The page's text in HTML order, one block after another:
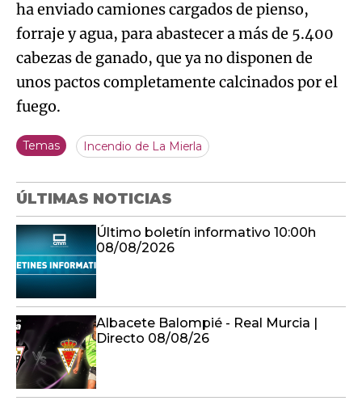
ha enviado camiones cargados de pienso,
forraje y agua, para abastecer a más de 5.400
cabezas de ganado, que ya no disponen de
unos pactos completamente calcinados por el
fuego.
Temas Incendio de La Mierla
ÚLTIMAS NOTICIAS
Último boletín informativo 10:00h
08/08/2026
Albacete Balompié - Real Murcia |
Directo 08/08/26